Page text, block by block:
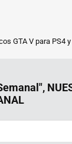
GTA V para PS4